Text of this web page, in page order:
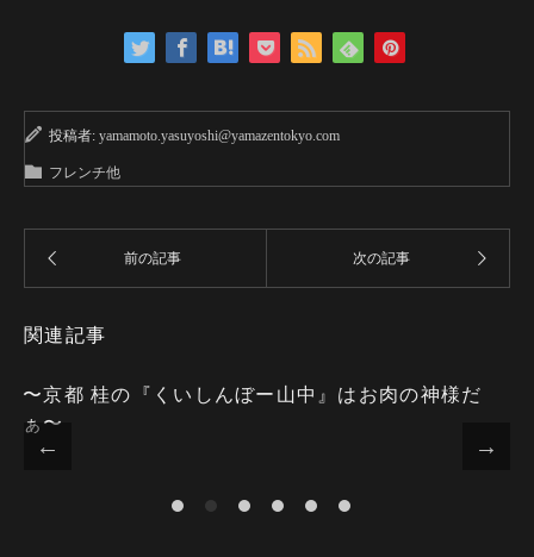
投稿者: yamamoto.yasuyoshi@yamazentokyo.com
フレンチ他
関連記事
〜京都 桂の『くいしんぼー山中』はお肉の神様だ
ぁ〜